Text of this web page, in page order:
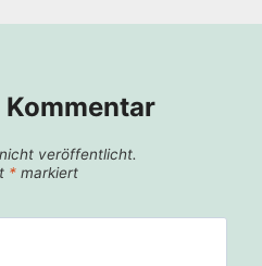
veröffentlicht.
* markiert